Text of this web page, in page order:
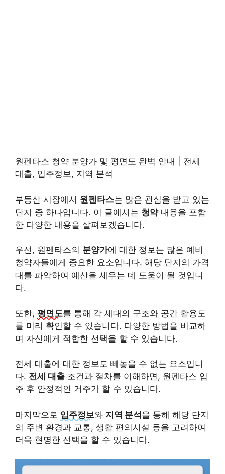
원펜타스 청약 분양가 및 평면도 완벽 안내 | 전세
대출, 입주정보, 지역 분석
부동산 시장에서 원펜타스는 많은 관심을 받고 있는
단지 중 하나입니다. 이 글에서는 청약내용을 포함
한 다양한 내용을 살펴보겠습니다.
우선, 원펜타스의 분양가에 대한 정보는 많은 예비
청약자들에게 중요한 요소입니다. 해당 단지의 가격
대를 파악하여 예산을 세우는 데 도움이 될 것입니
다.
또한, 평면도를 통해 각 세대의 구조와 공간 활용도
를 미리 확인할 수 있습니다. 다양한 방법을 비교하
며 자신에게 적합한 선택을 할 수 있습니다.
전세 대출에 대한 정보도 빼놓을 수 없는 요소입니
다. 전세 대출 조건과 절차를 이해하면, 원펜타스 입
주 후 안정적인 거주가 할 수 있습니다.
마지막으로 입주정보와 지역 분석을 통해 해당 단지
의 주변 환경과 교통, 생활 편의시설 등을 고려하여
더욱 현명한 선택을 할 수 있습니다.